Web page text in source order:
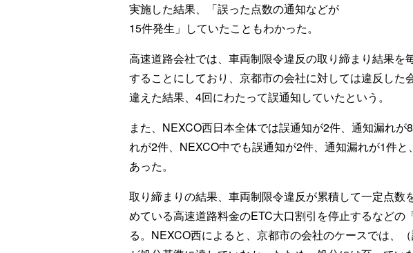
実施した結果、「誤った点数の通知などが
15件発生」していたこともわかった。
高速道路会社では、車両制限令違反の取り締まり結果を
することにしており、京都市の会社に対しては違反した
違えた結果、4回にわたって誤通知していたという。
また、NEXCO西日本全体では誤通知が2件、通知漏れ
れが2件、NEXCO中でも誤通知が2件、通知漏れが1件
あった。
取り締まりの結果、車両制限令違反が累積して一定点数
めている高速道路料金のETC大口割引を停止するなどの
る。NEXCO西によると、京都市の会社のケースでは、